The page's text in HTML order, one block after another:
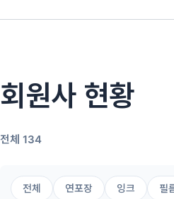
회원사 현황
전체 134
전체 연포장 잉크 필